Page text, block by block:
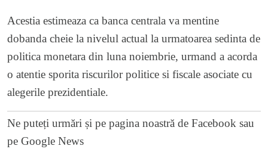
Acestia estimeaza ca banca centrala va mentine
dobanda cheie la nivelul actual la urmatoarea sedinta de
politica monetara din luna noiembrie, urmand a acorda
o atentie sporita riscurilor politice si fiscale asociate cu
alegerile prezidentiale.
Ne puteți urmări și pe pagina noastră de Facebook sau
pe Google News